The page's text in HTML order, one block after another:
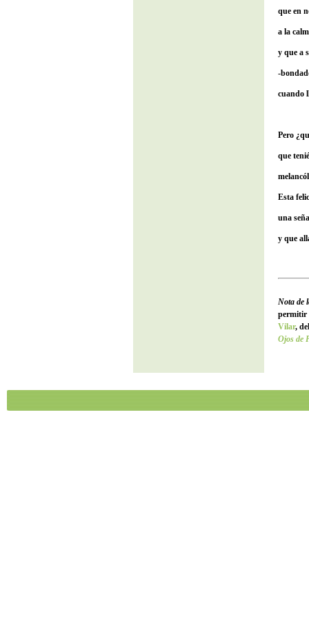
que en
a la
y que a
-
cuando
Pero
que
Esta
una
y que
Nota de
permitir
Vilar,
Ojos de